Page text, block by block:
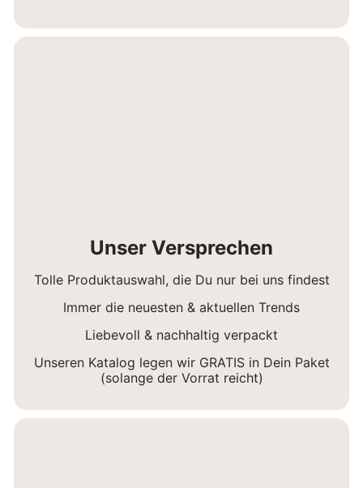
Unser Versprechen
Tolle Produktauswahl, die Du nur bei uns findest
Immer die neuesten & aktuellen Trends
Liebevoll & nachhaltig verpackt
Unseren Katalog legen wir GRATIS in Dein Paket
(solange der Vorrat reicht)